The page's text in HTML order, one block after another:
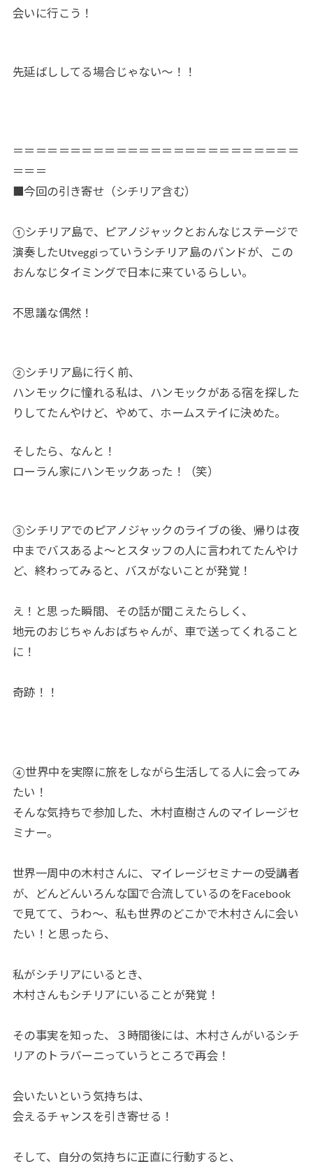
会いに行こう！
先延ばししてる場合じゃない～！！
＝＝＝＝＝＝＝＝＝＝＝＝＝＝＝＝＝＝＝＝＝＝＝＝＝
＝＝＝
■今回の引き寄せ（シチリア含む）
①シチリア島で、ピアノジャックとおんなじステージで
演奏したUtveggiっていうシチリア島のバンドが、この
おんなじタイミングで日本に来ているらしい。
不思議な偶然！
②シチリア島に行く前、
ハンモックに憧れる私は、ハンモックがある宿を探した
りしてたんやけど、やめて、ホームステイに決めた。
そしたら、なんと！
ローラん家にハンモックあった！（笑）
③シチリアでのピアノジャックのライブの後、帰りは夜
中までバスあるよ～とスタッフの人に言われてたんやけ
ど、終わってみると、バスがないことが発覚！
え！と思った瞬間、その話が聞こえたらしく、
地元のおじちゃんおばちゃんが、車で送ってくれること
に！
奇跡！！
④世界中を実際に旅をしながら生活してる人に会ってみ
たい！
そんな気持ちで参加した、木村直樹さんのマイレージセ
ミナー。
世界一周中の木村さんに、マイレージセミナーの受講者
が、どんどんいろんな国で合流しているのをFacebook
で見てて、うわ～、私も世界のどこかで木村さんに会い
たい！と思ったら、
私がシチリアにいるとき、
木村さんもシチリアにいることが発覚！
その事実を知った、３時間後には、木村さんがいるシチ
リアのトラパーニっていうところで再会！
会いたいという気持ちは、
会えるチャンスを引き寄せる！
そして、自分の気持ちに正直に行動すると、